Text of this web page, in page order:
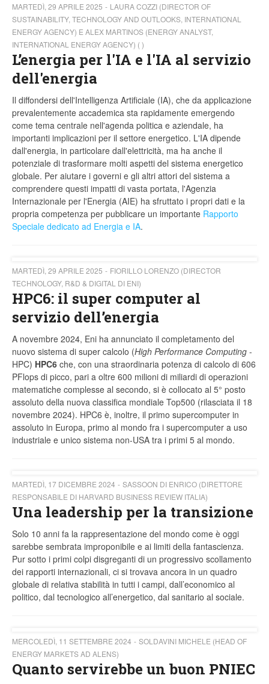
MARTEDÌ, 29 APRILE 2025
LAURA COZZI (DIRECTOR OF
SUSTAINABILITY, TECHNOLOGY AND OUTLOOKS, INTERNATIONAL
ENERGY AGENCY) E ALEX MARTINOS (ENERGY ANALYST,
INTERNATIONAL ENERGY AGENCY) ( )
L’energia per l'IA e l'IA al servizio
dell'energia
Il diffondersi dell'Intelligenza Artificiale (IA), che da applicazione
prevalentemente accademica sta rapidamente emergendo
come tema centrale nell'agenda politica e aziendale, ha
importanti implicazioni per il settore energetico. L'IA dipende
dall'energia, in particolare dall'elettricità, ma ha anche il
potenziale di trasformare molti aspetti del sistema energetico
globale. Per aiutare i governi e gli altri attori del sistema a
comprendere questi impatti di vasta portata, l'Agenzia
Internazionale per l'Energia (AIE) ha sfruttato i propri dati e la
propria competenza per pubblicare un importante Rapporto
Speciale dedicato ad Energia e IA.
MARTEDÌ, 29 APRILE 2025
FIORILLO LORENZO (DIRECTOR
TECHNOLOGY, R&D & DIGITAL DI ENI)
HPC6: il super computer al
servizio dell’energia
A novembre 2024, Eni ha annunciato il completamento del
nuovo sistema di super calcolo (High Performance Computing -
HPC) HPC6 che, con una straordinaria potenza di calcolo di 606
PFlops di picco, pari a oltre 600 milioni di miliardi di operazioni
matematiche complesse al secondo, si è collocato al 5° posto
assoluto della nuova classifica mondiale Top500 (rilasciata il 18
novembre 2024). HPC6 è, inoltre, il primo supercomputer in
assoluto in Europa, primo al mondo fra i supercomputer a uso
industriale e unico sistema non-USA tra i primi 5 al mondo.
MARTEDÌ, 17 DICEMBRE 2024
SASSOON DI ENRICO (DIRETTORE
RESPONSABILE DI HARVARD BUSINESS REVIEW ITALIA)
Una leadership per la transizione
Solo 10 anni fa la rappresentazione del mondo come è oggi
sarebbe sembrata improponibile e ai limiti della fantascienza.
Pur sotto i primi colpi disgreganti di un progressivo scollamento
dei rapporti internazionali, ci si trovava ancora in un quadro
globale di relativa stabilità in tutti i campi, dall’economico al
politico, dal tecnologico all’energetico, dal sanitario al sociale.
MERCOLEDÌ, 11 SETTEMBRE 2024
SOLDAVINI MICHELE (HEAD OF
ENERGY MARKETS AD ALENS)
Quanto servirebbe un buon PNIEC